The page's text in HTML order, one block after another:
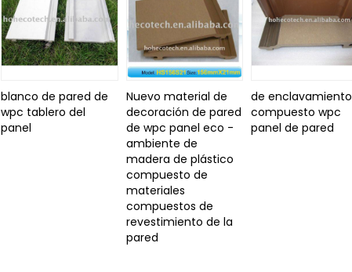
blanco de pared de
wpc tablero del
panel
Nuevo material de
decoración de pared
de wpc panel eco -
ambiente de
madera de plástico
compuesto de
materiales
compuestos de
revestimiento de la
pared
de enclavamiento
compuesto wpc
panel de pared